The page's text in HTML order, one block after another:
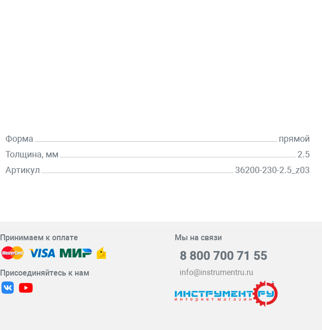
Форма
прямой
Толщина, мм
2.5
Артикул
36200-230-2.5_z03
Принимаем к оплате
Присоединяйтесь к нам
Мы на связи
8 800 700 71 55
info@instrumentru.ru